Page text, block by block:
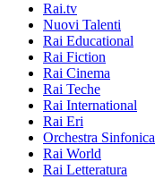
Rai.tv
Nuovi Talenti
Rai Educational
Rai Fiction
Rai Cinema
Rai Teche
Rai International
Rai Eri
Orchestra Sinfonica
Rai World
Rai Letteratura